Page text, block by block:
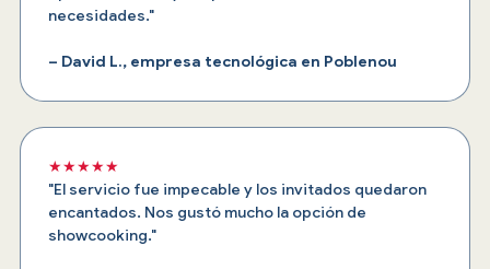
necesidades."
– David L., empresa tecnológica en Poblenou
★★★★★
"El servicio fue impecable y los invitados quedaron
encantados. Nos gustó mucho la opción de
showcooking."